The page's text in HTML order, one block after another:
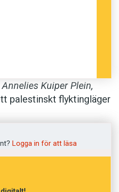
Kuiper Plein,
palestinskt flyktingläger
har krängt gatunamn i
norra delen av
Logga in för att läsa